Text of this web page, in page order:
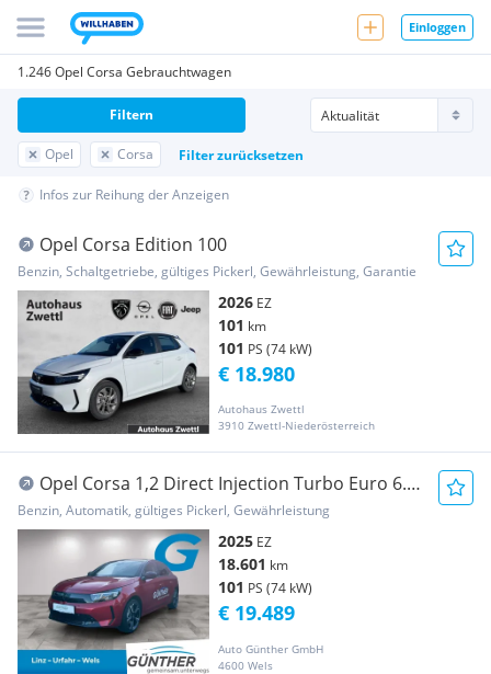
Einloggen
1.246 Opel Corsa Gebrauchtwagen
Opel Corsa Filter zurücksetzen
Filtern
Infos zur Reihung der Anzeigen
Opel Corsa Edition 100
Benzin, Schaltgetriebe, gültiges Pickerl, Gewährleistung, Garantie
2026 EZ
101 km
101 PS (74 kW)
Autohaus Zwettl
3910 Zwettl-Niederösterreich
€ 18.980
Opel Corsa 1,2 Direct Injection Turbo Euro 6.4
YES Aut.
Benzin, Automatik, gültiges Pickerl, Gewährleistung
2025 EZ
18.601 km
101 PS (74 kW)
Auto Günther GmbH
4600 Wels
€ 19.489